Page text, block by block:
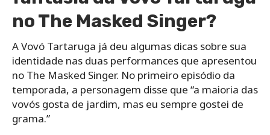
no The Masked Singer?
A Vovó Tartaruga já deu algumas dicas sobre sua
identidade nas duas performances que apresentou
no The Masked Singer. No primeiro episódio da
temporada, a personagem disse que “a maioria das
vovós gosta de jardim, mas eu sempre gostei de
grama.”